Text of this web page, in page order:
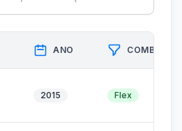
ANO
2015 Flex